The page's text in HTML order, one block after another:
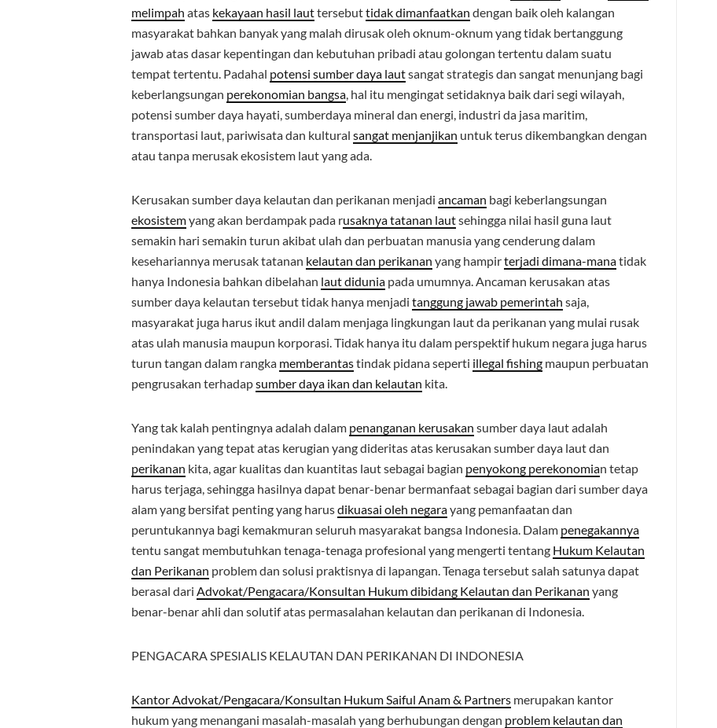
melimpah atas kekayaan hasil lauttersebuttidak dimanfaatkan dengan baik oleh kalangan
masyarakat bahkan banyak yang malah dirusak oleh oknum-oknum yang tidak bertanggung
jawab atas dasar kepentingan dan kebutuhan pribadi atau golongan tertentu dalam suatu
tempat tertentu. Padahal potensi sumber daya lautsangat strategis dan sangat menunjang bagi
keberlangsungan perekonomian bangsa, hal itu mengingat setidaknya baik dari segi wilayah,
potensi sumber daya hayati, sumberdaya mineral dan energi, industri da jasa maritim,
transportasi laut, pariwisata dan kultural sangat menjanjikan untuk terus dikembangkan dengan
atau tanpa merusak ekosistem laut yang ada.
Kerusakan sumber daya kelautan dan perikanan menjadi ancaman bagi keberlangsungan
ekosistemyang akan berdampak pada rusaknya tatanan lautsehingga nilai hasil guna laut
semakin hari semakin turun akibat ulah dan perbuatan manusia yang cenderung dalam
kesehariannya merusak tatanan kelautan dan perikanan yang hampirterjadi dimana-manatidak
hanya Indonesia bahkan dibelahan laut didunia pada umumnya. Ancaman kerusakan atas
sumber daya kelautan tersebut tidak hanya menjadi tanggung jawab pemerintah saja,
masyarakat juga harus ikut andil dalam menjaga lingkungan laut da perikanan yang mulai rusak
atas ulah manusia maupun korporasi. Tidak hanya itu dalam perspektif hukum negara juga harus
turun tangan dalam rangka memberantastindak pidana seperti illegal fishing maupun perbuatan
pengrusakan terhadapsumber daya ikan dan kelautan kita.
Yang tak kalah pentingnya adalah dalam penanganan kerusakan sumber daya laut adalah
penindakan yang tepat atas kerugian yang dideritas atas kerusakan sumber daya laut dan
perikanan kita, agar kualitas dan kuantitas laut sebagai bagian penyokong perekonomian tetap
harus terjaga, sehingga hasilnya dapat benar-benar bermanfaat sebagai bagian dari sumber daya
alam yang bersifat penting yang harusdikuasai oleh negarayang pemanfaatan dan
peruntukannya bagi kemakmuran seluruh masyarakat bangsa Indonesia. Dalam penegakannya
tentu sangat membutuhkan tenaga-tenaga profesional yang mengerti tentang Hukum Kelautan
dan Perikanan problem dan solusi praktisnya di lapangan. Tenaga tersebut salah satunya dapat
berasal dari Advokat/Pengacara/Konsultan Hukum dibidang Kelautan dan Perikanan yang
benar-benar ahli dan solutif atas permasalahan kelautan dan perikanan di Indonesia.
PENGACARA SPESIALIS KELAUTAN DAN PERIKANAN DI INDONESIA
Kantor Advokat/Pengacara/Konsultan Hukum Saiful Anam & Partners merupakan kantor
hukum yang menangani masalah-masalah yang berhubungan dengan problem kelautan dan